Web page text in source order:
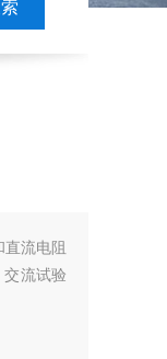
流电阻
流试验